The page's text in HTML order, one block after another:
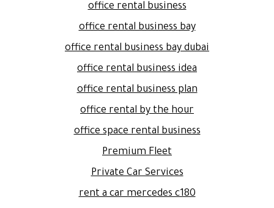
office rental business
office rental business bay
office rental business bay dubai
office rental business idea
office rental business plan
office rental by the hour
office space rental business
Premium Fleet
Private Car Services
rent a car mercedes c180